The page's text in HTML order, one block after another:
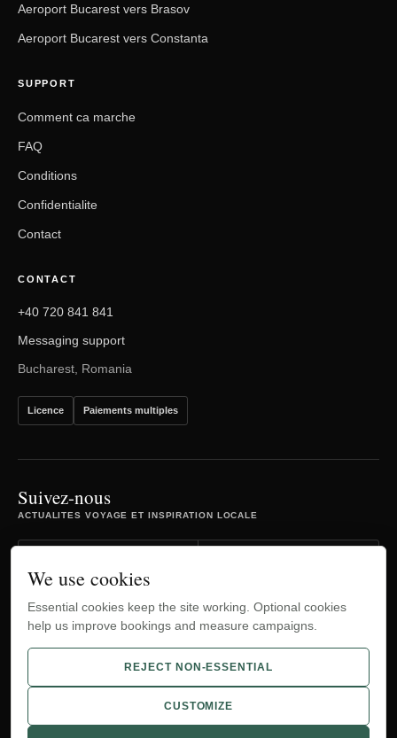
Aeroport Bucarest vers Brasov
Aeroport Bucarest vers Constanta
SUPPORT
Comment ca marche
FAQ
Conditions
Confidentialite
Contact
CONTACT
+40 720 841 841
Messaging support
Bucharest, Romania
Licence Paiements multiples
Suivez-nous
ACTUALITES VOYAGE ET INSPIRATION LOCALE
TripAdvisor YouTube
WhatsApp
We use cookies
Essential cookies keep the site working. Optional cookies
help us improve bookings and measure campaigns.
REJECT NON-ESSENTIAL
CUSTOMIZE